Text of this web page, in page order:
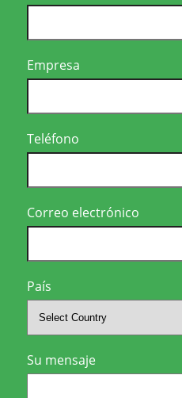
Empresa
Teléfono
Correo electrónico
País
Su mensaje